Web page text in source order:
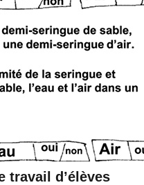
travail d’élèves